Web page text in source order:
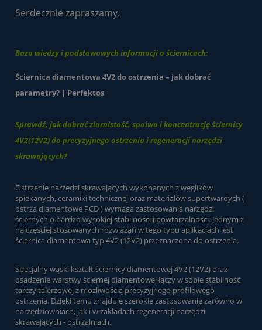
Serdecznie zapraszamy.
Baza wiedzy i podstawowych informacji o ściernicach:
Ściernica diamentowa 4V2 do ostrzenia – jak dobrać
parametry? | Perfektos
Sprawdź, jak dobrać ziarnistość, spoiwo i koncentrację ściernicy
4V2(12V2) do precyzyjnego ostrzenia i regeneracji narzędzi
skrawających?
Ostrzenie narzędzi skrawających wykonanych z węglików
spiekanych, ceramiki technicznej oraz materiałów supertwardych (
ostrza diamentowe PCD ) wymaga zastosowania narzędzi
ściernych o bardzo wysokiej stabilności i powtarzalności. Jednym z
najczęściej stosowanych rozwiązań w tego typu aplikacjach jest
ściernica diamentowa typ 4V2 (12V2) przeznaczona do ostrzenia.
Specjalny wąski kształt ściernicy diamentowej 4V2 (12V2) oraz
osadzenie warstwy ściernej diamentowej łączy w sobie stabilność
tarczy talerzowej z możliwością precyzyjnego profilowego
ostrzenia. Dzięki temu znajduje szerokie zastosowanie zarówno w
narzędziowniach, jak i w zakładach regeneracji narzędzi
skrawających - ostrzalniach.